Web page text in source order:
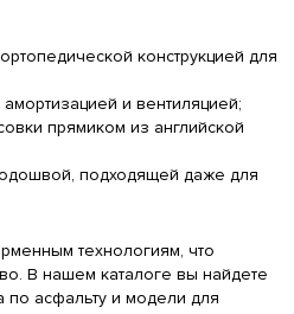
конструкцией для
и вентиляцией;
прямиком из английской
подходящей даже для
технологиям, что
В нашем каталоге вы найдете
по асфальту и модели для